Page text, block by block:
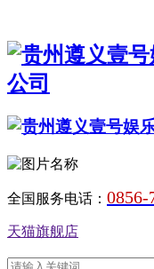
全国服务电话： 0856-
天猫旗舰店